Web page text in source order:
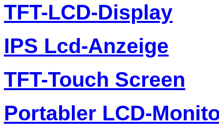
TFT-LCD-Display
IPS Lcd-Anzeige
TFT-Touch Screen
Portabler LCD-